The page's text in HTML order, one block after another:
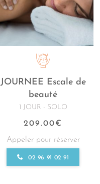
JOURNEE Escale de
beauté
1 JOUR - SOLO
209.00€
Appeler pour réserver
02 96 91 02 91